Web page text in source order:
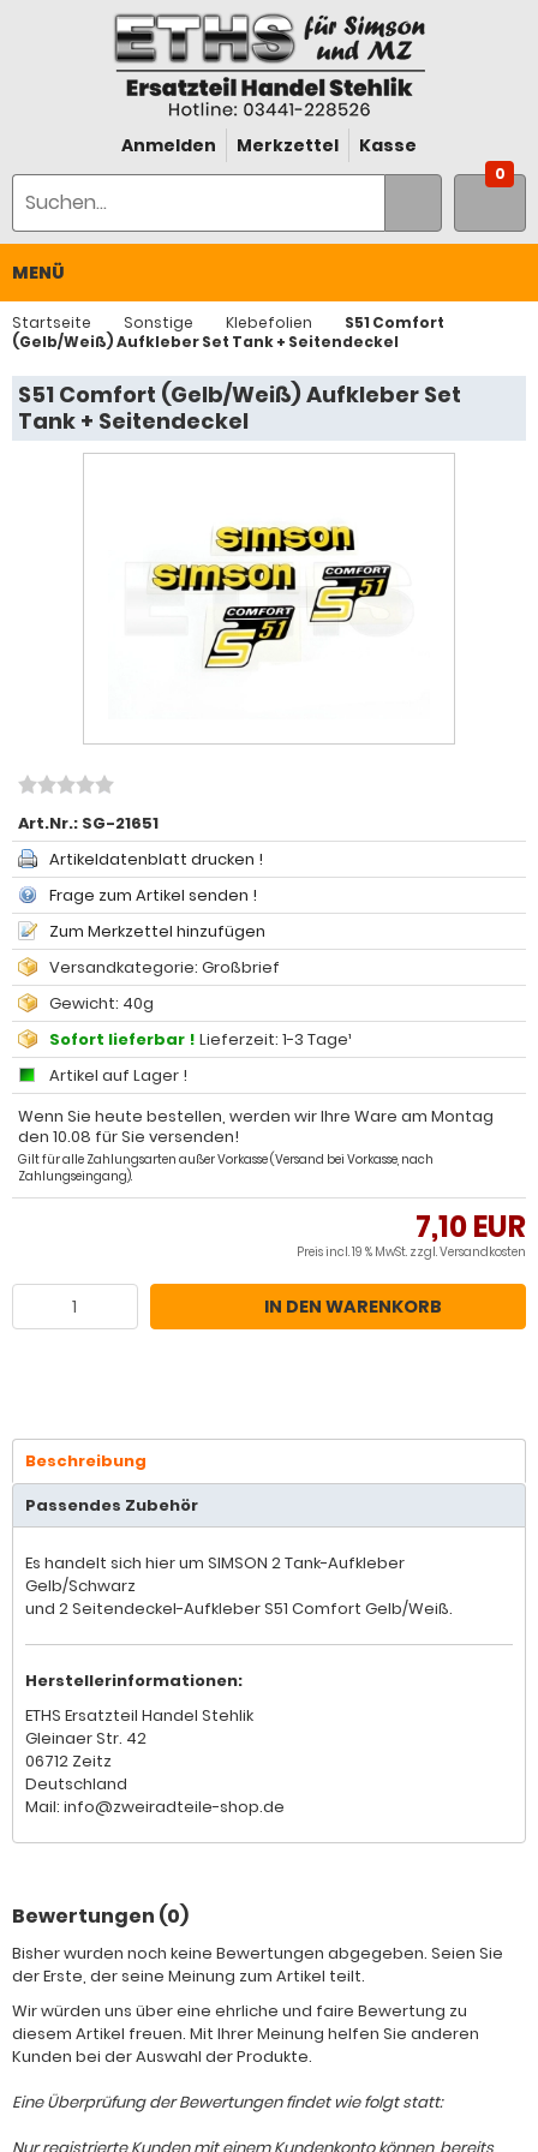
Anmelden Merkzettel Kasse
0
MENÜ
Startseite Sonstige Klebefolien
S51 Comfort
(Gelb/Weiß) Aufkleber Set Tank + Seitendeckel
S51 Comfort (Gelb/Weiß) Aufkleber Set
Tank + Seitendeckel
Art.Nr.: SG-21651
Artikeldatenblatt drucken !
Frage zum Artikel senden !
Zum Merkzettel hinzufügen
Versandkategorie: Großbrief
Gewicht: 40g
Sofort lieferbar ! Lieferzeit: 1-3 Tage¹
Artikel auf Lager !
Wenn Sie heute bestellen, werden wir Ihre Ware am Montag
den 10.08 für Sie versenden!
Gilt für alle Zahlungsarten außer Vorkasse (Versand bei Vorkasse, nach
Zahlungseingang).
7,10 EUR
Preis incl. 19 % MwSt. zzgl.Versandkosten
IN DEN WARENKORB
Beschreibung
Passendes Zubehör
Es handelt sich hier um SIMSON 2 Tank-Aufkleber
Gelb/Schwarz
und 2 Seitendeckel-Aufkleber S51 Comfort Gelb/Weiß.
Herstellerinformationen:
ETHS Ersatzteil Handel Stehlik
Gleinaer Str. 42
06712 Zeitz
Deutschland
Mail: info@zweiradteile-shop.de
Bewertungen (0)
Bisher wurden noch keine Bewertungen abgegeben. Seien Sie
der Erste, der seine Meinung zum Artikel teilt.
Wir würden uns über eine ehrliche und faire Bewertung zu
diesem Artikel freuen. Mit Ihrer Meinung helfen Sie anderen
Kunden bei der Auswahl der Produkte.
Eine Überprüfung der Bewertungen findet wie folgt statt: